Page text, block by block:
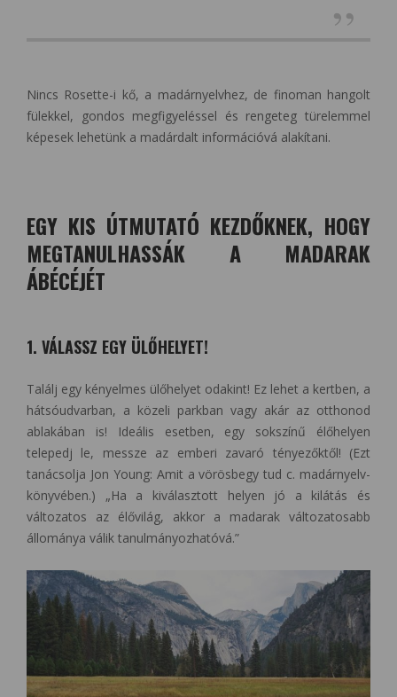
Nincs Rosette-i kő, a madárnyelvhez, de finoman hangolt
fülekkel, gondos megfigyeléssel és rengeteg türelemmel
képesek lehetünk a madárdalt információvá alakítani.
EGY KIS ÚTMUTATÓ KEZDŐKNEK, HOGY
MEGTANULHASSÁK A MADARAK
ÁBÉCÉJÉT
1. VÁLASSZ EGY ÜLŐHELYET!
Találj egy kényelmes ülőhelyet odakint! Ez lehet a kertben, a
hátsóudvarban, a közeli parkban vagy akár az otthonod
ablakában is! Ideális esetben, egy sokszínű élőhelyen
telepedj le, messze az emberi zavaró tényezőktől! (Ezt
tanácsolja Jon Young: Amit a vörösbegy tud c. madárnyelv-
könyvében.) „Ha a kiválasztott helyen jó a kilátás és
változatos az élővilág, akkor a madarak változatosabb
állománya válik tanulmányozhatóvá.”